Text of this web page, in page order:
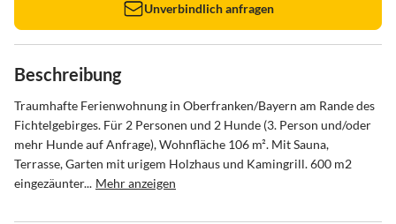
Unverbindlich anfragen
Beschreibung
Traumhafte Ferienwohnung in Oberfranken/Bayern am Rande des
Fichtelgebirges. Für 2 Personen und 2 Hunde (3. Person und/oder
mehr Hunde auf Anfrage), Wohnfläche 106 m². Mit Sauna,
Terrasse, Garten mit urigem Holzhaus und Kamingrill. 600 m2
eingezäunter... Mehr anzeigen